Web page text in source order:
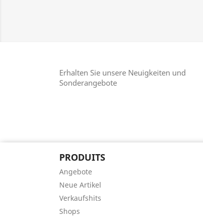
Erhalten Sie unsere Neuigkeiten und
Sonderangebote
PRODUITS
Angebote
Neue Artikel
Verkaufshits
Shops